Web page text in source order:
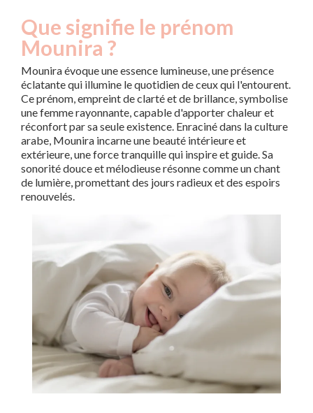
Que signifie le prénom
Mounira ?
Mounira évoque une essence lumineuse, une présence
éclatante qui illumine le quotidien de ceux qui l'entourent.
Ce prénom, empreint de clarté et de brillance, symbolise
une femme rayonnante, capable d'apporter chaleur et
réconfort par sa seule existence. Enraciné dans la culture
arabe, Mounira incarne une beauté intérieure et
extérieure, une force tranquille qui inspire et guide. Sa
sonorité douce et mélodieuse résonne comme un chant
de lumière, promettant des jours radieux et des espoirs
renouvelés.